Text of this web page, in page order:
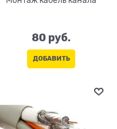
80 руб.
ДОБАВИТЬ